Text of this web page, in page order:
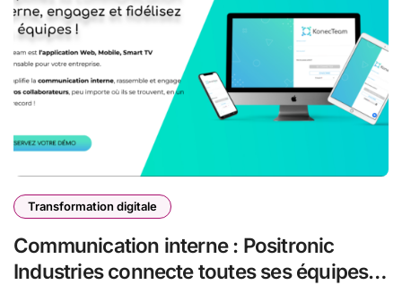
Transformation digitale
Communication interne : Positronic
Industries connecte toutes ses équipes